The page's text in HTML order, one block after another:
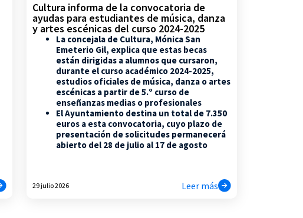
Cultura informa de la convocatoria de
ayudas para estudiantes de música, danza
y artes escénicas del curso 2024-2025
La concejala de Cultura, Mónica San
Emeterio Gil, explica que estas becas
están dirigidas a alumnos que cursaron,
durante el curso académico 2024-2025,
estudios oficiales de música, danza o artes
escénicas a partir de 5.º curso de
enseñanzas medias o profesionales
El Ayuntamiento destina un total de 7.350
euros a esta convocatoria, cuyo plazo de
presentación de solicitudes permanecerá
abierto del 28 de julio al 17 de agosto
29 julio 2026 Leer más